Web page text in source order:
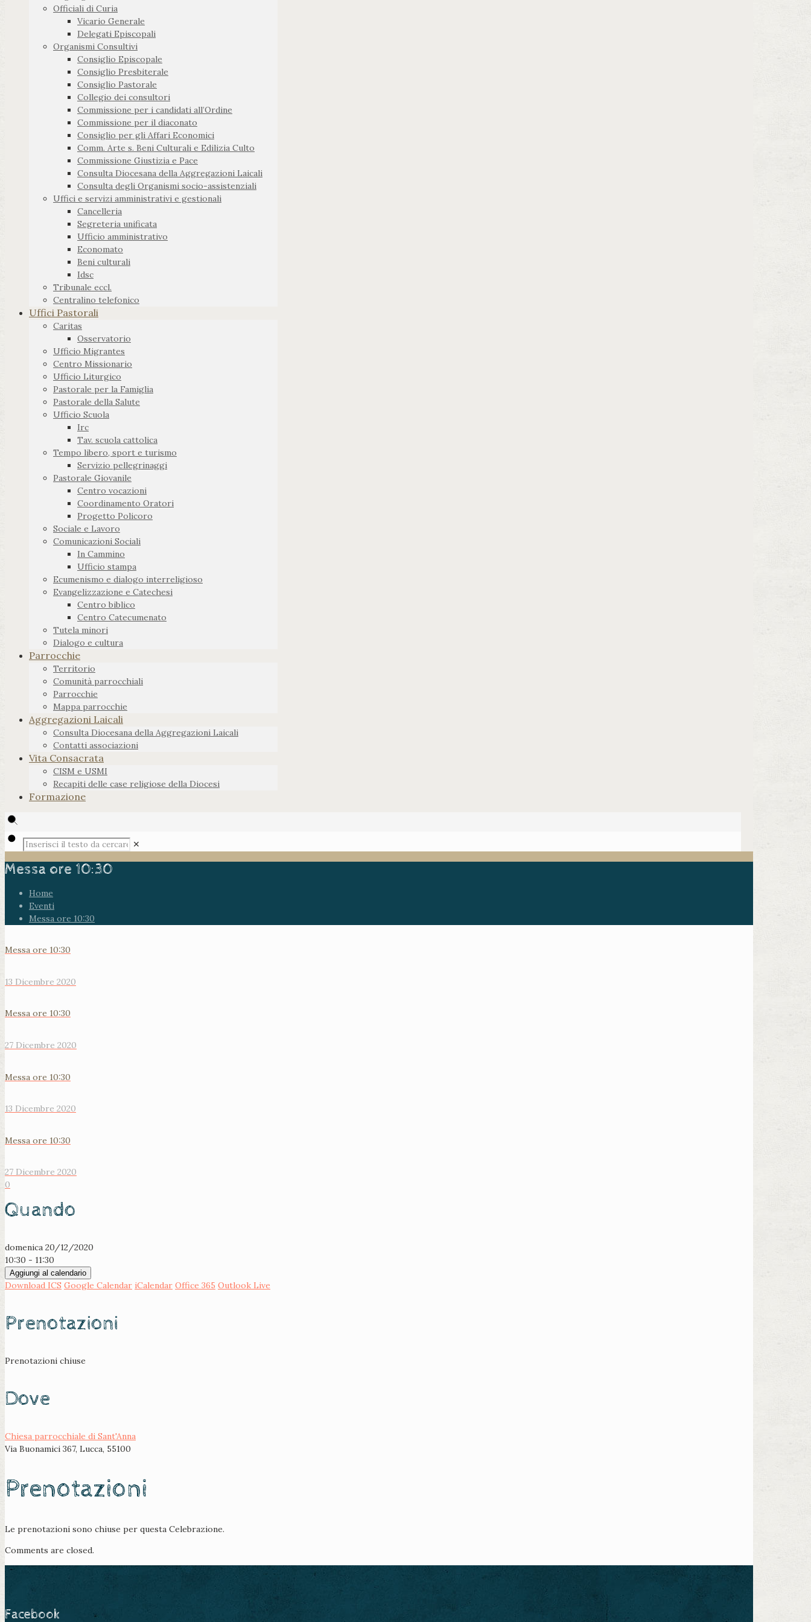
Officiali di Curia
Vicario Generale
Delegati Episcopali
Organismi Consultivi
Consiglio Episcopale
Consiglio Presbiterale
Consiglio Pastorale
Collegio dei consultori
Commissione per i candidati all’Ordine
Commissione per il diaconato
Consiglio per gli Affari Economici
Comm. Arte s. Beni Culturali e Edilizia Culto
Commissione Giustizia e Pace
Consulta Diocesana della Aggregazioni Laicali
Consulta degli Organismi socio-assistenziali
Uffici e servizi amministrativi e gestionali
Cancelleria
Segreteria unificata
Ufficio amministrativo
Economato
Beni culturali
Idsc
Tribunale eccl.
Centralino telefonico
Uffici Pastorali
Caritas
Osservatorio
Ufficio Migrantes
Centro Missionario
Ufficio Liturgico
Pastorale per la Famiglia
Pastorale della Salute
Ufficio Scuola
Irc
Tav. scuola cattolica
Tempo libero, sport e turismo
Servizio pellegrinaggi
Pastorale Giovanile
Centro vocazioni
Coordinamento Oratori
Progetto Policoro
Sociale e Lavoro
Comunicazioni Sociali
In Cammino
Ufficio stampa
Ecumenismo e dialogo interreligioso
Evangelizzazione e Catechesi
Centro biblico
Centro Catecumenato
Tutela minori
Dialogo e cultura
Parrocchie
Territorio
Comunità parrocchiali
Parrocchie
Mappa parrocchie
Aggregazioni Laicali
Consulta Diocesana della Aggregazioni Laicali
Contatti associazioni
Vita Consacrata
CISM e USMI
Recapiti delle case religiose della Diocesi
Formazione
✕
Messa ore 10:30
Home
Eventi
Messa ore 10:30
Messa ore 10:30
13 Dicembre 2020
Messa ore 10:30
27 Dicembre 2020
Messa ore 10:30
13 Dicembre 2020
Messa ore 10:30
27 Dicembre 2020
0
Quando
domenica 20/12/2020
10:30 - 11:30
Aggiungi al calendario
Download ICS Google Calendar iCalendar Office 365 Outlook Live
Prenotazioni
Prenotazioni chiuse
Dove
Chiesa parrocchiale di Sant'Anna
Via Buonamici 367, Lucca, 55100
Prenotazioni
Le prenotazioni sono chiuse per questa Celebrazione.
Comments are closed.
Facebook